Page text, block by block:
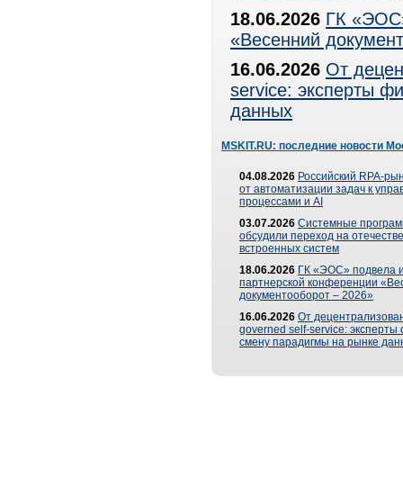
18.06.2026 ГК
«Весенний
16.06.2026 От
service: эксперты
данных
MSKIT.RU: последние новости
04.08.2026 Российский RPA-
от автоматизации задач к
процессами и AI
03.07.2026 Системные
обсудили переход на
встроенных систем
18.06.2026 ГК «ЭОС» подвела
партнерской конференции
документооборот – 2026»
16.06.2026 От
governed self-service: эксперты
смену парадигмы на рынке